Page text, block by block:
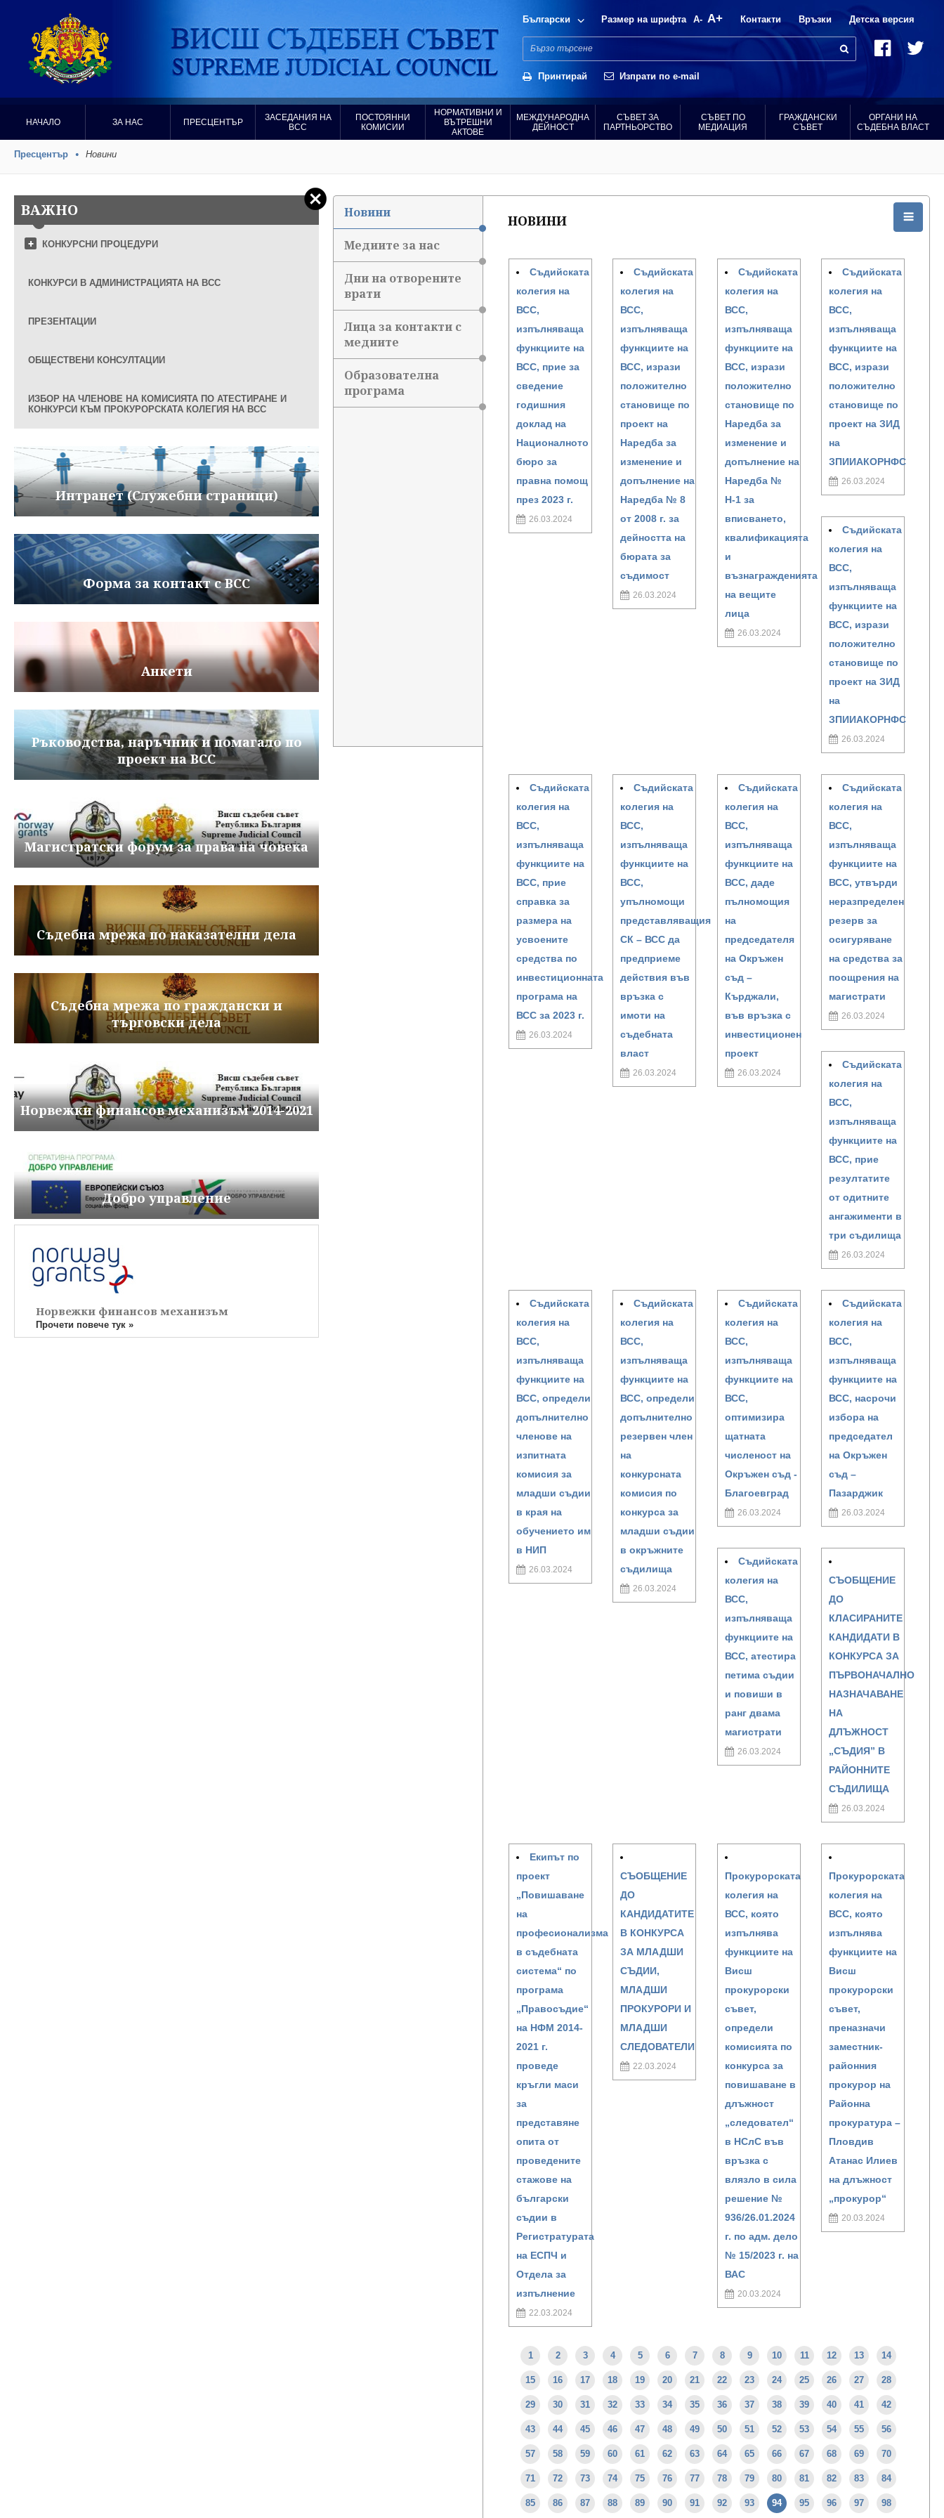
Български Размер на шрифта A- A+ Контакти Връзки Детска версия
Принтирай Изпрати по e-mail
НАЧАЛО ЗА НАС ПРЕСЦЕНТЪР
ЗАСЕДАНИЯ НА
ВСС
ПОСТОЯННИ
КОМИСИИ
НОРМАТИВНИ И
ВЪТРЕШНИ
АКТОВЕ
МЕЖДУНАРОДНА
ДЕЙНОСТ
СЪВЕТ ЗА
ПАРТНЬОРСТВО
СЪВЕТ ПО
МЕДИАЦИЯ
ГРАЖДАНСКИ
СЪВЕТ
ОРГАНИ НА
СЪДЕБНА ВЛАСТ
Пресцентър Новини
ВАЖНО
КОНКУРСНИ ПРОЦЕДУРИ
КОНКУРСИ В АДМИНИСТРАЦИЯТА НА ВСС
ПРЕЗЕНТАЦИИ
ОБЩЕСТВЕНИ КОНСУЛТАЦИИ
ИЗБОР НА ЧЛЕНОВЕ НА КОМИСИЯТА ПО АТЕСТИРАНЕ И
КОНКУРСИ КЪМ ПРОКУРОРСКАТА КОЛЕГИЯ НА ВСС
Интранет (Служебни страници)
Форма за контакт с ВСС
Анкети
Ръководства, наръчник и помагало по
проект на ВСС
Магистратски форум за права на човека
Съдебна мрежа по наказателни дела
Съдебна мрежа по граждански и
търговски дела
Норвежки финансов механизъм 2014-2021
Добро управление
Норвежки финансов механизъм
Прочети повече тук »
Новини
Медиите за нас
Дни на отворените
врати
Лица за контакти с
медиите
Образователна
програма
НОВИНИ
Съдийската
колегия на
ВСС,
изпълняваща
функциите на
ВСС, прие за
сведение
годишния
доклад на
Националното
бюро за
правна помощ
през 2023 г.
26.03.2024
Съдийската
колегия на
ВСС,
изпълняваща
функциите на
ВСС, изрази
положително
становище по
проект на
Наредба за
изменение и
допълнение на
Наредба № 8
от 2008 г. за
дейността на
бюрата за
съдимост
26.03.2024
Съдийската
колегия на
ВСС,
изпълняваща
функциите на
ВСС, изрази
положително
становище по
Наредба за
изменение и
допълнение на
Наредба №
Н-1 за
вписването,
квалификацията
и
възнагражденията
на вещите
лица
26.03.2024
Съдийската
колегия на
ВСС,
изпълняваща
функциите на
ВСС, изрази
положително
становище по
проект на ЗИД
на
ЗПИИАКОРНФС
26.03.2024
Съдийската
колегия на
ВСС,
изпълняваща
функциите на
ВСС, изрази
положително
становище по
проект на ЗИД
на
ЗПИИАКОРНФС
26.03.2024
Съдийската
колегия на
ВСС,
изпълняваща
функциите на
ВСС, прие
справка за
размера на
усвоените
средства по
инвестиционната
програма на
ВСС за 2023 г.
26.03.2024
Съдийската
колегия на
ВСС,
изпълняваща
функциите на
ВСС,
упълномощи
представляващия
СК – ВСС да
предприеме
действия във
връзка с
имоти на
съдебната
власт
26.03.2024
Съдийската
колегия на
ВСС,
изпълняваща
функциите на
ВСС, даде
пълномощия
на
председателя
на Окръжен
съд –
Кърджали,
във връзка с
инвестиционен
проект
26.03.2024
Съдийската
колегия на
ВСС,
изпълняваща
функциите на
ВСС, утвърди
неразпределен
резерв за
осигуряване
на средства за
поощрения на
магистрати
26.03.2024
Съдийската
колегия на
ВСС,
изпълняваща
функциите на
ВСС, прие
резултатите
от одитните
ангажименти в
три съдилища
26.03.2024
Съдийската
колегия на
ВСС,
изпълняваща
функциите на
ВСС, определи
допълнително
членове на
изпитната
комисия за
младши съдии
в края на
обучението им
в НИП
26.03.2024
Съдийската
колегия на
ВСС,
изпълняваща
функциите на
ВСС, определи
допълнително
резервен член
на
конкурсната
комисия по
конкурса за
младши съдии
в окръжните
съдилища
26.03.2024
Съдийската
колегия на
ВСС,
изпълняваща
функциите на
ВСС,
оптимизира
щатната
численост на
Окръжен съд -
Благоевград
26.03.2024
Съдийската
колегия на
ВСС,
изпълняваща
функциите на
ВСС, насрочи
избора на
председател
на Окръжен
съд –
Пазарджик
26.03.2024
Съдийската
колегия на
ВСС,
изпълняваща
функциите на
ВСС, атестира
петима съдии
и повиши в
ранг двама
магистрати
26.03.2024
СЪОБЩЕНИЕ
ДО
КЛАСИРАНИТЕ
КАНДИДАТИ В
КОНКУРСА ЗА
ПЪРВОНАЧАЛНО
НАЗНАЧАВАНЕ
НА
ДЛЪЖНОСТ
„СЪДИЯ” В
РАЙОННИТЕ
СЪДИЛИЩА
26.03.2024
Екипът по
проект
„Повишаване
на
професионализма
в съдебната
система“ по
програма
„Правосъдие“
на НФМ 2014-
2021 г.
проведе
кръгли маси
за
представяне
опита от
проведените
стажове на
български
съдии в
Регистратурата
на ЕСПЧ и
Отдела за
изпълнение
22.03.2024
СЪОБЩЕНИЕ
ДО
КАНДИДАТИТЕ
В КОНКУРСА
ЗА МЛАДШИ
СЪДИИ,
МЛАДШИ
ПРОКУРОРИ И
МЛАДШИ
СЛЕДОВАТЕЛИ
22.03.2024
Прокурорската
колегия на
ВСС, която
изпълнява
функциите на
Висш
прокурорски
съвет,
определи
комисията по
конкурса за
повишаване в
длъжност
„следовател“
в НСлС във
връзка с
влязло в сила
решение №
936/26.01.2024
г. по адм. дело
№ 15/2023 г. на
ВАС
20.03.2024
Прокурорската
колегия на
ВСС, която
изпълнява
функциите на
Висш
прокурорски
съвет,
преназначи
заместник-
районния
прокурор на
Районна
прокуратура –
Пловдив
Атанас Илиев
на длъжност
„прокурор“
20.03.2024
1 2 3 4 5 6 7 8 9 10 11 12 13 14
15 16 17 18 19 20 21 22 23 24 25 26 27 28
29 30 31 32 33 34 35 36 37 38 39 40 41 42
43 44 45 46 47 48 49 50 51 52 53 54 55 56
57 58 59 60 61 62 63 64 65 66 67 68 69 70
71 72 73 74 75 76 77 78 79 80 81 82 83 84
85 86 87 88 89 90 91 92 93 94 95 96 97 98